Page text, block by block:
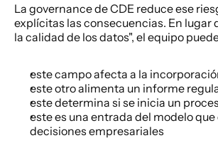
La governance de CDE reduce ese
explícitas las consecuencias. En lugar
la calidad de los datos", el equipo
este campo afecta a la
este otro alimenta un informe
este determina si se inicia un
este es una entrada del modelo
decisiones empresariales